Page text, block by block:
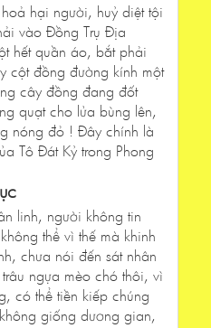
hại người, huỷ diệt tội
vào Đồng Trụ Địa
hết quần áo, bắt phải
cột đồng đường kính một
cây đồng đang đốt
quạt cho lửa bùng lên,
nóng đỏ ! Đây chính là
Tô Đát Kỷ trong Phong
linh, người không tin
thể vì thế mà khinh
chưa nói đến sát nhân
ngựa mèo chó thôi, vì
có thể tiền kiếp chúng
giống dương gian,